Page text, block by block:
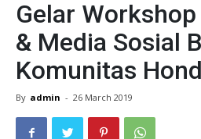
Gelar
& Media Sosial
Komunitas
By admin - 26 March 2019